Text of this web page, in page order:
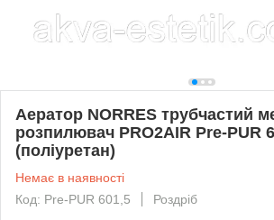
Аератор NORRES трубчастий
розпилювач PRO2AIR Pre-PUR
(поліуретан)
Немає в наявності
Код: Pre-PUR 601,5
Роздріб